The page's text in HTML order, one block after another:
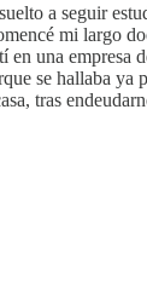
a seguir
mi largo
una empresa
se hallaba
tras